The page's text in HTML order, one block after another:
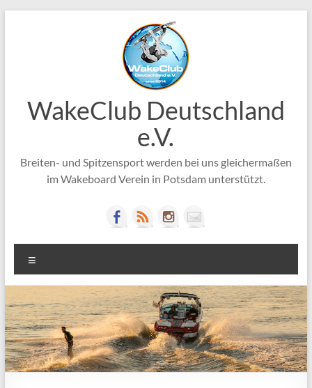
WakeClub Deutschland
e.V.
Breiten- und Spitzensport werden bei uns gleichermaßen
im Wakeboard Verein in Potsdam unterstützt.